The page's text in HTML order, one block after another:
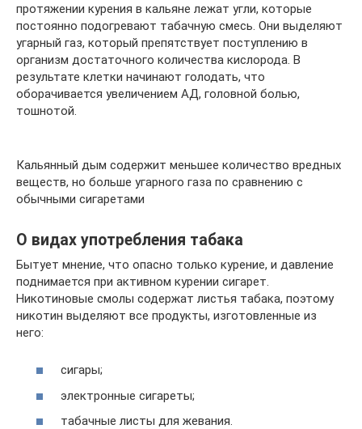
протяжении курения в кальяне лежат угли, которые
постоянно подогревают табачную смесь. Они выделяют
угарный газ, который препятствует поступлению в
организм достаточного количества кислорода. В
результате клетки начинают голодать, что
оборачивается увеличением АД, головной болью,
тошнотой.
Кальянный дым содержит меньшее количество вредных
веществ, но больше угарного газа по сравнению с
обычными сигаретами
О видах употребления табака
Бытует мнение, что опасно только курение, и давление
поднимается при активном курении сигарет.
Никотиновые смолы содержат листья табака, поэтому
никотин выделяют все продукты, изготовленные из
него:
сигары;
электронные сигареты;
табачные листы для жевания.